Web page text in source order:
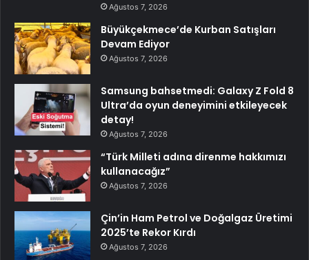
Ağustos 7, 2026
Büyükçekmece’de Kurban Satışları
Devam Ediyor
Ağustos 7, 2026
Samsung bahsetmedi: Galaxy Z Fold 8
Ultra’da oyun deneyimini etkileyecek
detay!
Ağustos 7, 2026
“Türk Milleti adına direnme hakkımızı
kullanacağız”
Ağustos 7, 2026
Çin’in Ham Petrol ve Doğalgaz Üretimi
2025’te Rekor Kırdı
Ağustos 7, 2026